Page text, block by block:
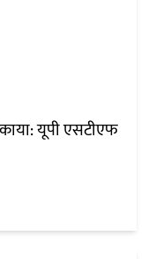
यूपी एसटीएफ